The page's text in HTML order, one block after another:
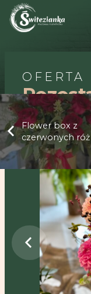
Flower box z
czerwonych róż
OFERTA